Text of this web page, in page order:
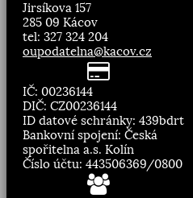
Jirsíkova 157
285 09 Kácov
tel: 327 324 204
oupodatelna@kacov.cz
IČ: 00236144
DIČ: CZ00236144
ID datové schránky: 439bdrt
Bankovní spojení: Česká
spořitelna a.s. Kolín
Číslo účtu: 443506369/0800